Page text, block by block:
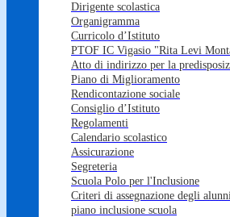
Dirigente scolastica
Organigramma
Curricolo d’Istituto
PTOF IC Vigasio "Rita Levi
Atto di indirizzo per la
Piano di Miglioramento
Rendicontazione sociale
Consiglio d’Istituto
Regolamenti
Calendario scolastico
Assicurazione
Segreteria
Scuola Polo per l'Inclusione
Criteri di assegnazione degli
piano inclusione scuola